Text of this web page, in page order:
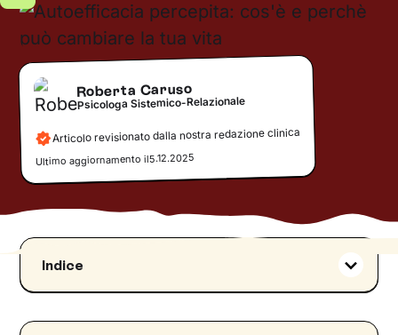
Roberta Caruso
Psicologa Sistemico-Relazionale
Articolo revisionato dalla nostra redazione clinica
Ultimo aggiornamento il5.12.2025
Indice
Autoefficacia alta vs autoefficacia bassa
Come influisce l’autoefficacia nella vita